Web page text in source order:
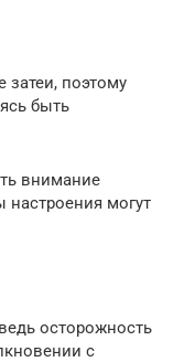
затеи, поэтому
быть
внимание
настроения могут
осторожность
с